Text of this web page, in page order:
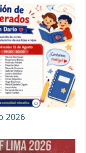
2026